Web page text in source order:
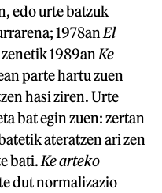
edo urte batzuk
1978an El
1989an Ke
parte hartu zuen
hasi ziren. Urte
bat egin zuen: zertan
ateratzen ari zen
bati. Ke arteko
dut normalizazio